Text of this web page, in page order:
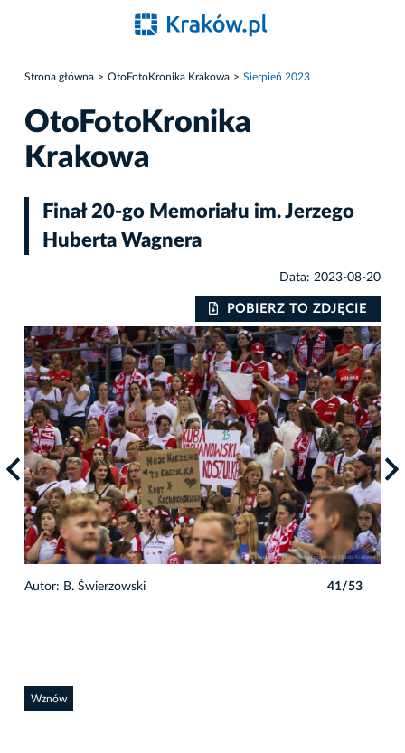
Strona główna OtoFotoKronika Krakowa Sierpień 2023
OtoFotoKronika
Krakowa
Finał 20-go Memoriału im. Jerzego
Huberta Wagnera
Data: 2023-08-20
POBIERZ TO ZDJĘCIE
Autor: B. Świerzowski 41/53
Wznów